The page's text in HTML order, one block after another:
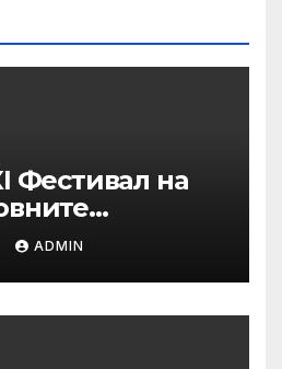
Фестивал на
и култура
ADMIN